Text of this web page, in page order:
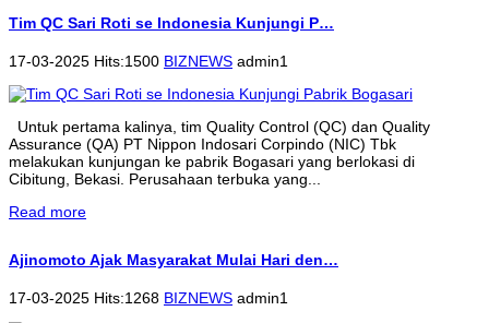
Tim QC Sari Roti se Indonesia Kunjungi P…
17-03-2025 Hits:1500 BIZNEWS admin1
Untuk pertama kalinya, tim Quality Control (QC) dan Quality
Assurance (QA) PT Nippon Indosari Corpindo (NIC) Tbk
melakukan kunjungan ke pabrik Bogasari yang berlokasi di
Cibitung, Bekasi. Perusahaan terbuka yang...
Read more
Ajinomoto Ajak Masyarakat Mulai Hari den…
17-03-2025 Hits:1268 BIZNEWS admin1